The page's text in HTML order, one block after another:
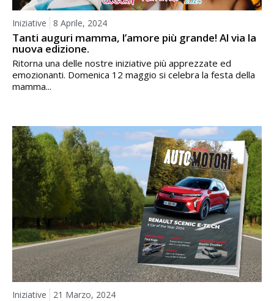
Iniziative 8 Aprile, 2024
Tanti auguri mamma, l’amore più grande! Al via la
nuova edizione.
Ritorna una delle nostre iniziative più apprezzate ed
emozionanti. Domenica 12 maggio si celebra la festa della
mamma...
Iniziative 21 Marzo, 2024